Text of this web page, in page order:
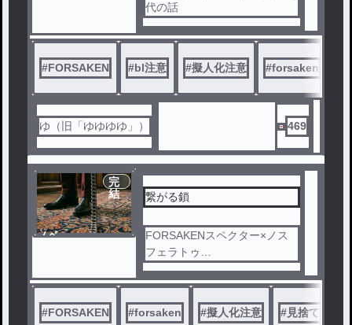
代の話
#FORSAKEN #bl注意 #擬人化注意 #forsaken
ゆ（旧「ゆゆゆゆ」） 469
ノベ
完
結
繋がる鎖
FORSAKENスペクター×ノス
フェラトゥ
スペクターがノス様🦇調教＆
陥落させるまで。16話以降は
短編の番外編です。
#FORSAKEN #forsaken #擬人化注意 #見捨てられた